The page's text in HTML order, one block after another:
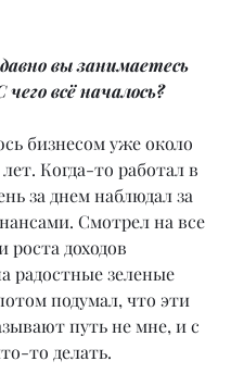
вы занимаетесь
чего всё началось?
бизнесом уже около
Когда-то работал в
за днем наблюдал за
Смотрел на все
роста доходов
радостные зеленые
подумал, что эти
путь не мне, и с
то делать.